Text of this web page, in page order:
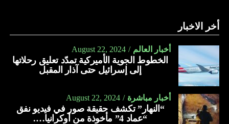
أخر الاخبار
أخبار العالم August 22, 2024
الخطوط الجوية الأميركية تمدّد تعليق رحلاتها
إلى إسرائيل حتى آذار المقبل
أخبار مباشرة August 22, 2024
“النهار” تكشف حقيقة صور في فيديو نفق
“عماد 4” مأخوذة من أوكرانيا….